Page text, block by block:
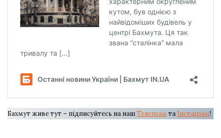
Бахмут живе тут – підписуйтесь на нашТелеграм та Інстаграм!